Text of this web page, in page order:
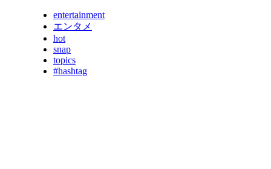
entertainment
エンタメ
hot
snap
topics
#hashtag